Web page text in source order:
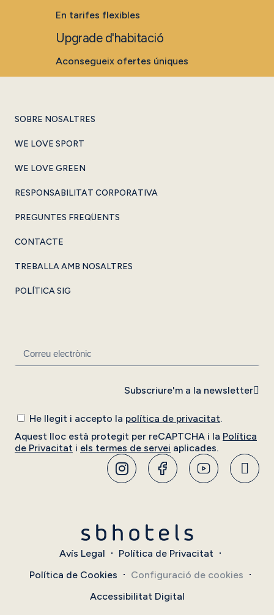
En tarifes flexibles
Upgrade d'habitació
Aconsegueix ofertes úniques
SOBRE NOSALTRES
WE LOVE SPORT
WE LOVE GREEN
RESPONSABILITAT CORPORATIVA
PREGUNTES FREQÜENTS
CONTACTE
TREBALLA AMB NOSALTRES
POLÍTICA SIG
He llegit i accepto la política de privacitat.
Aquest lloc està protegit per reCAPTCHA i la Política
de Privacitat i els termes de servei aplicades.
Subscriure'm a la newsletter
Avís Legal
Política de Privacitat
Política de Cookies
Configuració de cookies
Accessibilitat Digital